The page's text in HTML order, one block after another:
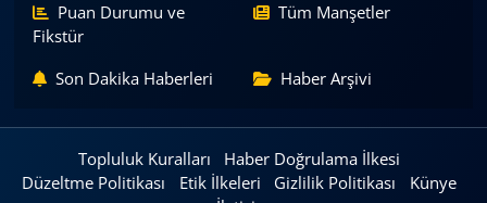
Puan Durumu ve
Fikstür
Tüm Manşetler
Son Dakika Haberleri Haber Arşivi
Topluluk Kuralları
Haber Doğrulama İlkesi
Düzeltme Politikası
Etik İlkeleri Gizlilik Politikası
Künye